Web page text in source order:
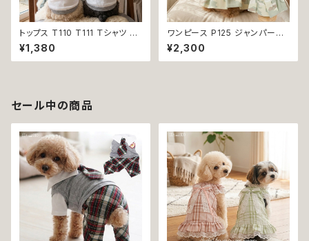
トップス T110 T111 Ｔシャツ 9-
11号 中・大型犬用 スポーティー
カジュアル 骨 ボーン ラグランス
リーブ ホワイト ピンク ブルー
¥1,380
ワンピース P125 ジャンパース
カート ジャンスカ スカート 迷彩
柄 カモフラ アーミー パステル
カーキ ドッグウエア dog 犬 猫
¥2,300
セール中の商品